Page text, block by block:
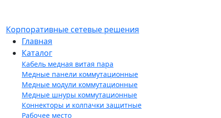
Корпоративные сетевые решения
Главная
Каталог
Кабель медная витая пара
Медные панели коммутационные
Медные модули коммутационные
Медные шнуры коммутационные
Коннекторы и колпачки защитные
Рабочее место